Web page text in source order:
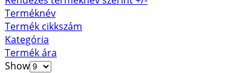
Terméknév
Termék cikkszám
Kategória
Termék ára
Show